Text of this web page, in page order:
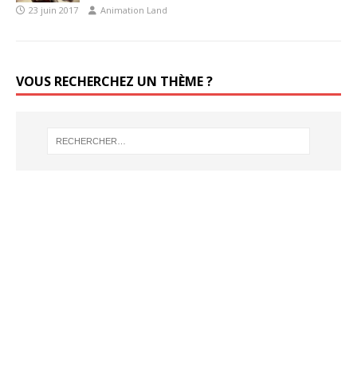
23 juin 2017 Animation Land
VOUS RECHERCHEZ UN THÈME ?